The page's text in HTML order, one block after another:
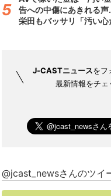
告への中傷にあきれる
栄田もバッサリ「汚い心
J-CASTニュースをフ
最新情報をチェ
@jcast_newsさんのツイ